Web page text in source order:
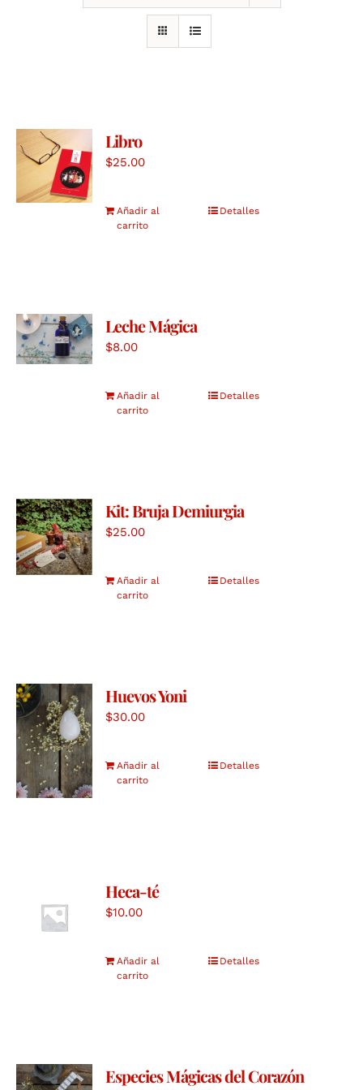
Libro
$25.00
Añadir al
carrito
Detalles
Leche Mágica
$8.00
Añadir al
carrito
Detalles
Kit: Bruja Demiurgia
$25.00
Añadir al
carrito
Detalles
Huevos Yoni
$30.00
Añadir al
carrito
Detalles
Heca-té
$10.00
Añadir al
carrito
Detalles
Especies Mágicas del Corazón